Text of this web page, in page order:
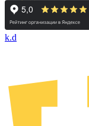
k.d